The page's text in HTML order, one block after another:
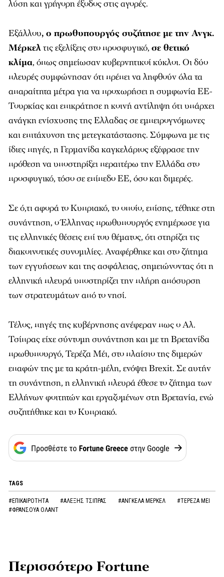
λύση και γρήγορη έξοδος στις αγορές.
Εξάλλου, ο πρωθυπουργός συζήτησε με την Ανγκ.
Μέρκελτις εξελίξεις στο προσφυγικό, σε θετικό
κλίμα, όπως σημείωσαν κυβερνητικοί κύκλοι. Οι δύο
πλευρές συμφώνησαν ότι πρέπει να ληφθούν όλα τα
απαραίτητα μέτρα για να προχωρήσει η συμφωνία ΕΕ-
Τουρκίας και επικράτησε η κοινή αντίληψη ότι υπάρχει
ανάγκη ενίσχυσης της Ελλαδας σε εμπειρογνόμωνες
και επιτάχυνση της μετεγκατάστασης. Σύμφωνα με τις
ίδιες πηγές, η Γερμανίδα καγκελάριος εξέφρασε την
πρόθεση να υποστηρίξει περαιτέρω την Ελλάδα στο
προσφυγικό, τόσο σε επίπεδο ΕΕ, όσο και διμερές.
Σε ό,τι αφορά το Κυπριακό, το οποίο, επίσης, τέθηκε στη
συνάντηση, ο Έλληνας πρωθυπουργός ενημέρωσε για
τις ελληνικές θέσεις επί του θέματος, ότι στηρίζει τις
διακοινοτικές συνομιλίες. Αναφέρθηκε και στο ζήτημα
των εγγυήσεων και της ασφάλειας, σημειώνοντας ότι η
ελληνική πλευρά υποστηρίζει την πλήρη απόσυρση
των στρατευμάτων από το νησί.
Τέλος, πηγές της κυβέρνησης ανέφεραν πως ο Aλ.
Τσίπρας είχε σύντομη συνάντηση και με τη Βρετανίδα
πρωθυπουργό, Τερέζα Μέι, στο πλαίσιο της διμερών
επαφών της με τα κράτη-μέλη, ενόψει Βrexit. Σε αυτήν
τη συνάντηση, η ελληνική πλευρά έθεσε το ζήτημα των
Ελλήνων φοιτητών και εργαζομένων στη Βρετανία, ενώ
συζητήθηκε και το Κυπριακό.
TAGS
#ΕΠΙΚΑΙΡΟΤΗΤΑ #ΑΛΕΞΗΣ ΤΣΙΠΡΑΣ #ΑΝΓΚΕΛΑ ΜΕΡΚΕΛ
#ΤΕΡΕΖΑ ΜΕΙ
#ΦΡΑΝΣΟΥΑ ΟΛΑΝΤ
Περισσότερο Fortune